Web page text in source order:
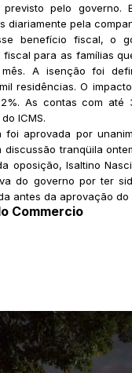
pelo governo.
diariamente pela
benefício fiscal, o
para as famílias
A isenção foi
residências. O
As contas com até
ICMS.
foi aprovada por
discussão tranqüila
oposição, Isaltino
do governo por ter
antes da aprovação do
Commercio